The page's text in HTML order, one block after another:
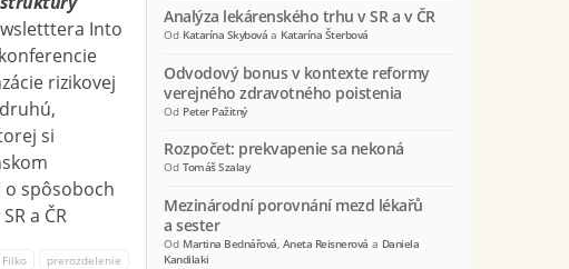
Into
rizikovej
si
spôsoboch
a ČR
prerozdelenie
Analýza lekárenského trhu v SR a v ČR
Od Katarína Skybová a Katarína Šterbová
Odvodový bonus v kontexte reformy
verejného zdravotného poistenia
Od Peter Pažitný
Rozpočet: prekvapenie sa nekoná
OdTomáš Szalay
Mezinárodní porovnání mezd lékařů
a sester
Od Martina Bednářová Aneta Reisnerová a Daniela
Kandilaki